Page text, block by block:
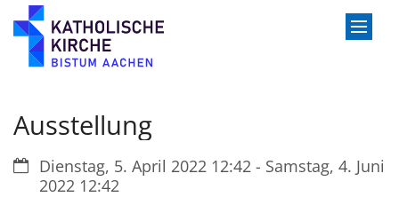
Zum Inhalt springen
Ausstellung
Datum:Dienstag, 5. April 2022 12:42 - Samstag, 4. Juni
2022 12:42